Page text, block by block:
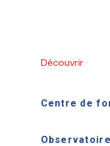
Découvrir
Centre de